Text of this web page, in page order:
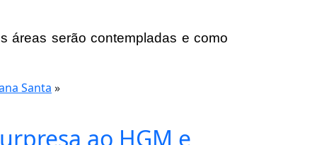
áreas serão contempladas e como
Santa »
ao HGM e